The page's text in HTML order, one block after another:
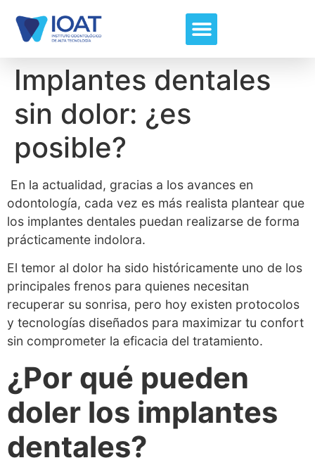
Implantes dentales
sin dolor: ¿es
posible?
En la actualidad, gracias a los avances en
odontología, cada vez es más realista plantear que
los implantes dentales puedan realizarse de forma
prácticamente indolora.
El temor al dolor ha sido históricamente uno de los
principales frenos para quienes necesitan
recuperar su sonrisa, pero hoy existen protocolos
y tecnologías diseñados para maximizar tu confort
sin comprometer la eficacia del tratamiento.
¿Por qué pueden
doler los implantes
dentales?